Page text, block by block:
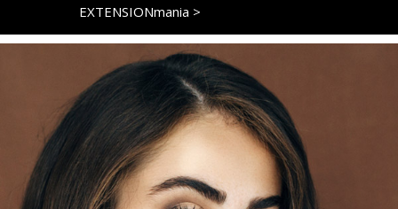
EXTENSIONmania >